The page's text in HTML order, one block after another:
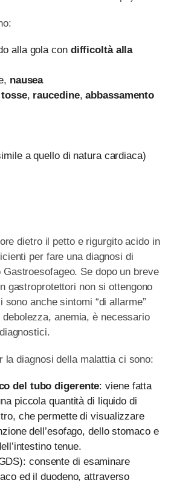
alla gola con difficoltà alla
nausea
tosse, raucedine,abbassamento
a quello di natura cardiaca)
dietro il petto e rigurgito acido in
per fare una diagnosi di
Se dopo un breve
gastroprotettori non si ottengono
anche sintomi “di allarme”
anemia, è necessario
la diagnosi della malattia ci sono:
del tubo digerente: viene fatta
piccola quantità di liquido di
che permette di visualizzare
dell’esofago, dello stomaco e
tenue.
consente di esaminare
ed il duodeno, attraverso